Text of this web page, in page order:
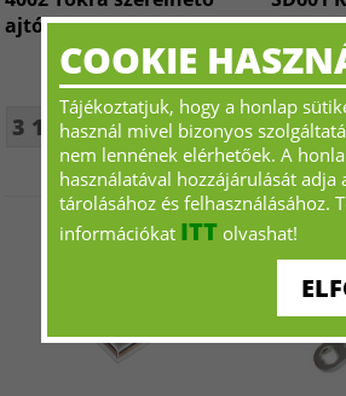
ajtócsap
3 115 Ft+ÁFA - tól 21
COOKIE
Tájékoztatjuk, hogy a honlap
használ mivel bizonyos
nem lennének elérhetőek. A
használatával hozzájárulását adja
tárolásához és felhasználásához.
információkat ITT olvashat!